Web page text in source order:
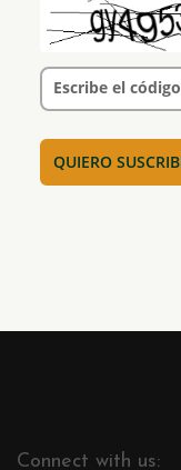
Escribe el código
Connect with us: